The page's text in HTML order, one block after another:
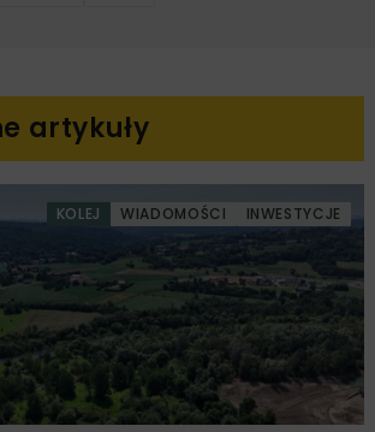
artykuły
KOLEJ WIADOMOŚCI INWESTYCJE